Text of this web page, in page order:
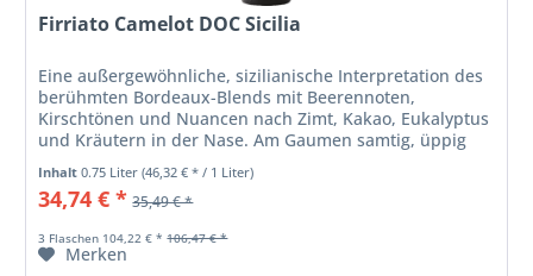
Firriato Camelot DOC Sicilia
Eine außergewöhnliche, sizilianische Interpretation des
berühmten Bordeaux-Blends mit Beerennoten,
Kirschtönen und Nuancen nach Zimt, Kakao, Eukalyptus
und Kräutern in der Nase. Am Gaumen samtig, üppig
und kraftvoll mit einer...
Inhalt0.75 Liter(46,32 € * / 1 Liter)
34,74 € * 35,49 € *
3 Flaschen 104,22 € * 106,47 € *
Merken